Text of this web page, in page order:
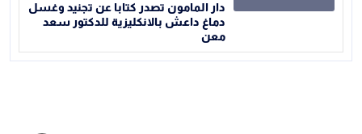
دار المامون تصدر كتابا عن تجنيد وغسل
دماغ داعش بالانكليزية للدكتور سعد
معن